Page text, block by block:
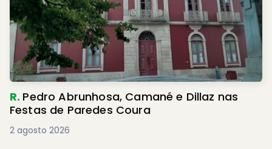
R. Pedro Abrunhosa, Camané e Dillaz nas
Festas de Paredes Coura
2 agosto 2026